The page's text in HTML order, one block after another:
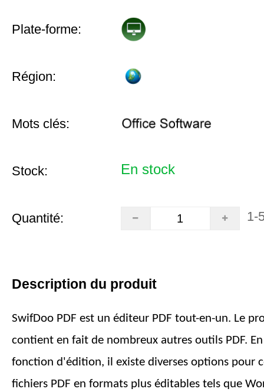
Plate-forme:
Région:
Mots clés:
Stock: En stock
Quantité: 1-
Description du produit
SwifDoo PDF est un éditeur PDF tout-en-un. Le
contient en fait de nombreux autres outils PDF.
fonction d'édition, il existe diverses options pour
fichiers PDF en formats plus éditables tels que